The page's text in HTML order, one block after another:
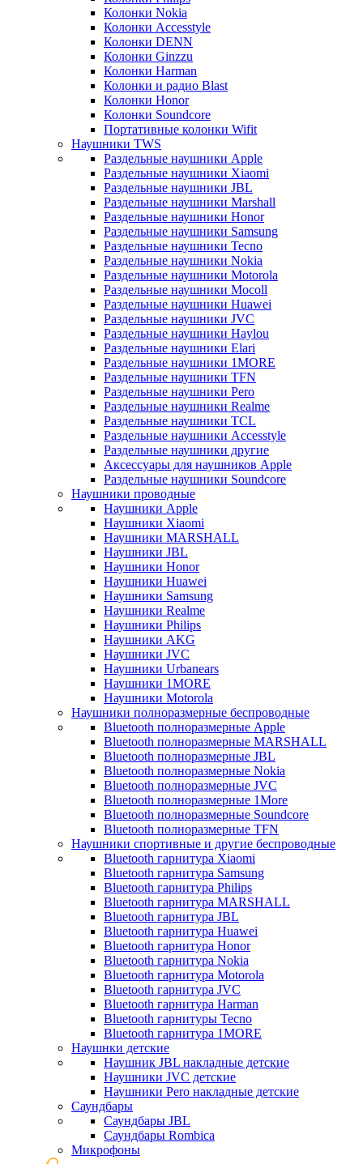
Колонки Nokia
Колонки Accesstyle
Колонки DENN
Колонки Ginzzu
Колонки Harman
Колонки и радио Blast
Колонки Honor
Колонки Soundcore
Портативные колонки Wifit
Наушники TWS
Раздельные наушники Apple
Раздельные наушники Xiaomi
Раздельные наушники JBL
Раздельные наушники Marshall
Раздельные наушники Honor
Раздельные наушники Samsung
Раздельные наушники Tecno
Раздельные наушники Nokia
Раздельные наушники Motorola
Раздельные наушники Mocoll
Раздельные наушники Huawei
Раздельные наушники JVC
Раздельные наушники Haylou
Раздельные наушники Elari
Раздельные наушники 1MORE
Раздельные наушники TFN
Раздельные наушники Pero
Раздельные наушники Realme
Раздельные наушники TCL
Раздельные наушники Accesstyle
Раздельные наушники другие
Аксессуары для наушников Apple
Раздельные наушники Soundcore
Наушники проводные
Наушники Apple
Наушники Xiaomi
Наушники MARSHALL
Наушники JBL
Наушники Honor
Наушники Huawei
Наушники Samsung
Наушники Realme
Наушники Philips
Наушники AKG
Наушники JVC
Наушники Urbanears
Наушники 1MORE
Наушники Motorola
Наушники полноразмерные беспроводные
Bluetooth полноразмерные Apple
Bluetooth полноразмерные MARSHALL
Bluetooth полноразмерные JBL
Bluetooth полноразмерные Nokia
Bluetooth полноразмерные JVC
Bluetooth полноразмерные 1More
Bluetooth полноразмерные Soundcore
Bluetooth полноразмерные TFN
Наушники спортивные и другие беспроводные
Bluetooth гарнитура Xiaomi
Bluetooth гарнитура Samsung
Bluetooth гарнитура Philips
Bluetooth гарнитура MARSHALL
Bluetooth гарнитура JBL
Bluetooth гарнитура Huawei
Bluetooth гарнитура Honor
Bluetooth гарнитура Nokia
Bluetooth гарнитура Motorola
Bluetooth гарнитура JVC
Bluetooth гарнитура Harman
Bluetooth гарнитуры Tecno
Bluetooth гарнитура 1MORE
Наушнки детские
Наушник JBL накладные детские
Наушники JVC детские
Наушники Pero накладные детские
Саундбары
Саундбары JBL
Саундбары Rombica
Микрофоны